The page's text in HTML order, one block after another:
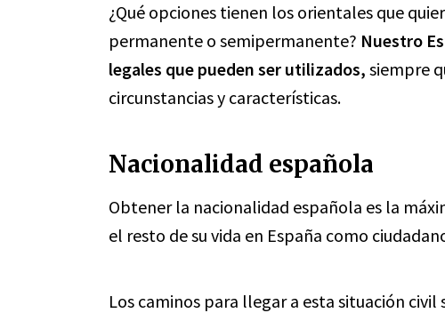
¿Qué opciones tienen los orientales que
permanente o semipermanente? Nuestro
legales que pueden ser utilizados, siempre
circunstancias y características.
Nacionalidad española
Obtener la nacionalidad española es la
el resto de su vida en España como
Los caminos para llegar a esta situación